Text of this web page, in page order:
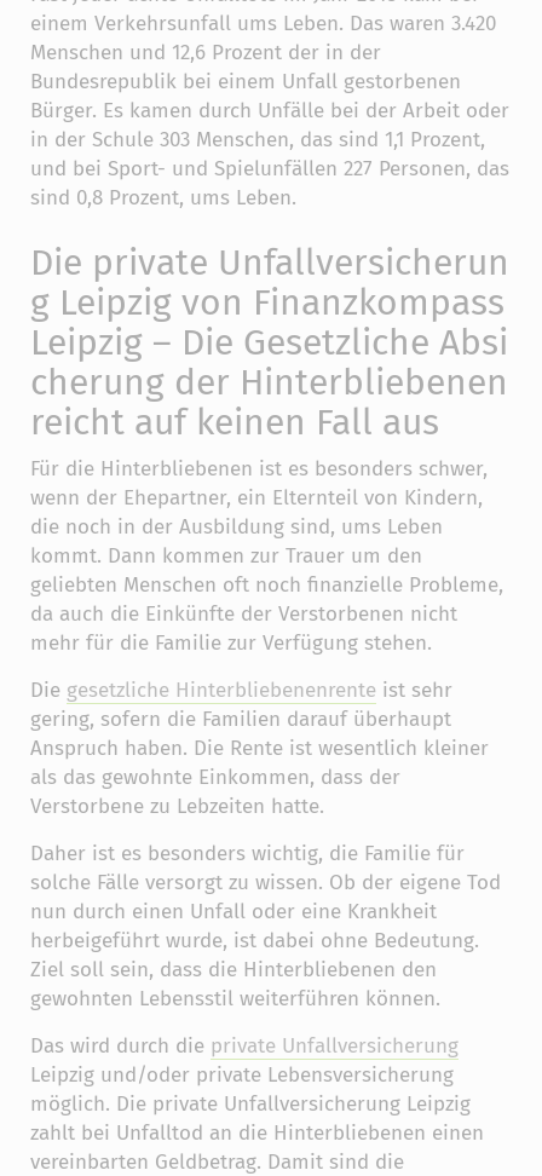
einem Verkehrsunfall ums Leben. Das waren 3.420
Menschen und 12,6 Prozent der in der
Bundesrepublik bei einem Unfall gestorbenen
Bürger. Es kamen durch Unfälle bei der Arbeit oder
in der Schule 303 Menschen, das sind 1,1 Prozent,
und bei Sport- und Spielunfällen 227 Personen, das
sind 0,8 Prozent, ums Leben.
Die private Unfallversicherun
g Leipzig von Finanzkompass
Leipzig – Die Gesetzliche Absi
cherung der Hinterbliebenen
reicht auf keinen Fall aus
Für die Hinterbliebenen ist es besonders schwer,
wenn der Ehepartner, ein Elternteil von Kindern,
die noch in der Ausbildung sind, ums Leben
kommt. Dann kommen zur Trauer um den
geliebten Menschen oft noch finanzielle Probleme,
da auch die Einkünfte der Verstorbenen nicht
mehr für die Familie zur Verfügung stehen.
Die gesetzliche Hinterbliebenenrente ist sehr
gering, sofern die Familien darauf überhaupt
Anspruch haben. Die Rente ist wesentlich kleiner
als das gewohnte Einkommen, dass der
Verstorbene zu Lebzeiten hatte.
Daher ist es besonders wichtig, die Familie für
solche Fälle versorgt zu wissen. Ob der eigene Tod
nun durch einen Unfall oder eine Krankheit
herbeigeführt wurde, ist dabei ohne Bedeutung.
Ziel soll sein, dass die Hinterbliebenen den
gewohnten Lebensstil weiterführen können.
Das wird durch die private Unfallversicherung
Leipzig und/oder private Lebensversicherung
möglich. Die private Unfallversicherung Leipzig
zahlt bei Unfalltod an die Hinterbliebenen einen
vereinbarten Geldbetrag. Damit sind die